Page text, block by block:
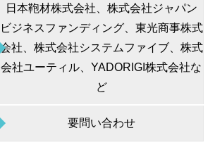
日本鞄材株式会社、株式会社ジャパン
ビジネスファンディング、東光商事株式
会社、株式会社システムファイブ、株式
会社ユーティル、YADORIGI株式会社な
ど
要問い合わせ